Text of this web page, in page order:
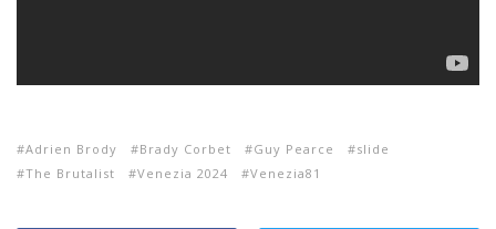
Adrien Brody Brady Corbet Guy Pearce
slide
The Brutalist
Venezia 2024 Venezia81